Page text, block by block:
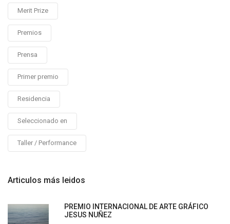
Merit Prize
Premios
Prensa
Primer premio
Residencia
Seleccionado en
Taller / Performance
Articulos más leidos
PREMIO INTERNACIONAL DE ARTE GRÁFICO
JESUS NUÑEZ